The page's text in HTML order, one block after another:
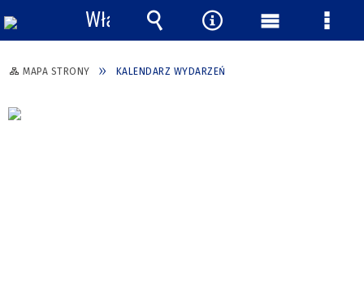
MAPA STRONY KALENDARZ WYDARZEŃ
Włącz
powiadomienia
Wyszukiwarka
Narzędzia
Menu Menu